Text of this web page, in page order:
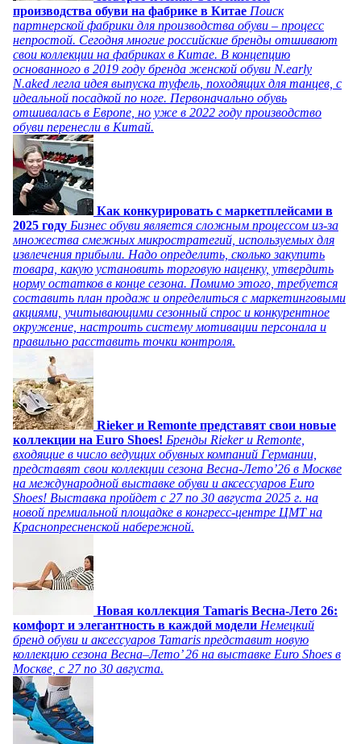
производства обуви на фабрике в Китае Поиск
партнерской фабрики для производства обуви – процесс
непростой. Сегодня многие российские бренды отшивают
свои коллекции на фабриках в Китае. В концепцию
основанного в 2019 году бренда женской обуви N.early
N.aked легла идея выпуска туфель, походящих для танцев, с
идеальной посадкой по ноге. Первоначально обувь
отшивалась в Европе, но уже в 2022 году производство
обуви перенесли в Китай.
Как конкурировать с маркетплейсами в
2025 году Бизнес обуви является сложным процессом из-за
множества смежных микростратегий, используемых для
извлечения прибыли. Надо определить, сколько закупить
товара, какую установить торговую наценку, утвердить
норму остатков в конце сезона. Помимо этого, требуется
составить план продаж и определиться с маркетинговыми
акциями, учитывающими сезонный спрос и конкурентное
окружение, настроить систему мотивации персонала и
правильно расставить точки контроля.
Rieker и Remonte представят свои новые
коллекции на Euro Shoes! Бренды Rieker и Remonte,
входящие в число ведущих обувных компаний Германии,
представят свои коллекции сезона Весна-Лето’26 в Москве
на международной выставке обуви и аксессуаров Euro
Shoes! Выставка пройдет c 27 по 30 августа 2025 г. на
новой премиальной площадке в конгресс-центре ЦМТ на
Краснопресненской набережной.
Новая коллекция Tamaris Весна-Лето 26:
комфорт и элегантность в каждой модели Немецкий
бренд обуви и аксессуаров Tamaris представит новую
коллекцию сезона Весна–Лето’ 26 на выставке Euro Shoes в
Москве, с 27 по 30 августа.